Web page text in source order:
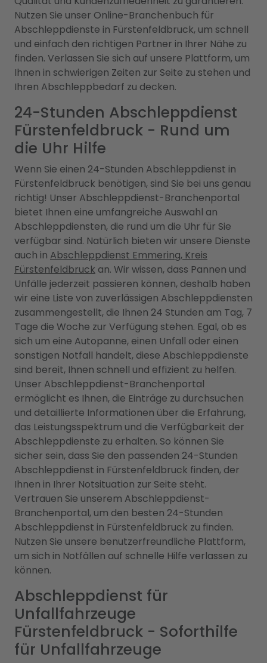
Nutzen Sie unser Online-Branchenbuch für
Abschleppdienste in Fürstenfeldbruck, um schnell
und einfach den richtigen Partner in Ihrer Nähe zu
finden. Verlassen Sie sich auf unsere Plattform, um
Ihnen in schwierigen Zeiten zur Seite zu stehen und
Ihren Abschleppbedarf zu decken.
24-Stunden Abschleppdienst
Fürstenfeldbruck - Rund um
die Uhr Hilfe
Wenn Sie einen 24-Stunden Abschleppdienst in
Fürstenfeldbruck benötigen, sind Sie bei uns genau
richtig! Unser Abschleppdienst-Branchenportal
bietet Ihnen eine umfangreiche Auswahl an
Abschleppdiensten, die rund um die Uhr für Sie
verfügbar sind. Natürlich bieten wir unsere Dienste
auch in Abschleppdienst Emmering, Kreis
Fürstenfeldbruck an. Wir wissen, dass Pannen und
Unfälle jederzeit passieren können, deshalb haben
wir eine Liste von zuverlässigen Abschleppdiensten
zusammengestellt, die Ihnen 24 Stunden am Tag, 7
Tage die Woche zur Verfügung stehen. Egal, ob es
sich um eine Autopanne, einen Unfall oder einen
sonstigen Notfall handelt, diese Abschleppdienste
sind bereit, Ihnen schnell und effizient zu helfen.
Unser Abschleppdienst-Branchenportal
ermöglicht es Ihnen, die Einträge zu durchsuchen
und detaillierte Informationen über die Erfahrung,
das Leistungsspektrum und die Verfügbarkeit der
Abschleppdienste zu erhalten. So können Sie
sicher sein, dass Sie den passenden 24-Stunden
Abschleppdienst in Fürstenfeldbruck finden, der
Ihnen in Ihrer Notsituation zur Seite steht.
Vertrauen Sie unserem Abschleppdienst-
Branchenportal, um den besten 24-Stunden
Abschleppdienst in Fürstenfeldbruck zu finden.
Nutzen Sie unsere benutzerfreundliche Plattform,
um sich in Notfällen auf schnelle Hilfe verlassen zu
können.
Abschleppdienst für
Unfallfahrzeuge
Fürstenfeldbruck - Soforthilfe
für Unfallfahrzeuge